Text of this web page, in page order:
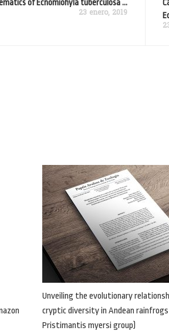
of Ecnomiohyla tuberculosa ...
23 enero, 2019
Unveiling the evolutionary
cryptic diversity in Andean rainfrogs
Pristimantis myersi group)